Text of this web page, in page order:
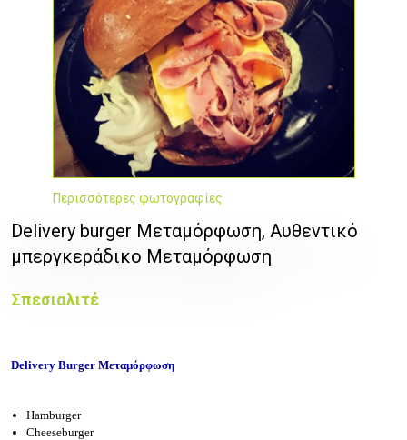
Περισσότερες φωτογραφίες
Delivery burger Μεταμόρφωση, Αυθεντικό
μπεργκεράδικο Μεταμόρφωση
Σπεσιαλιτέ
Delivery Burger Μεταμόρφωση
Hamburger
Cheeseburger